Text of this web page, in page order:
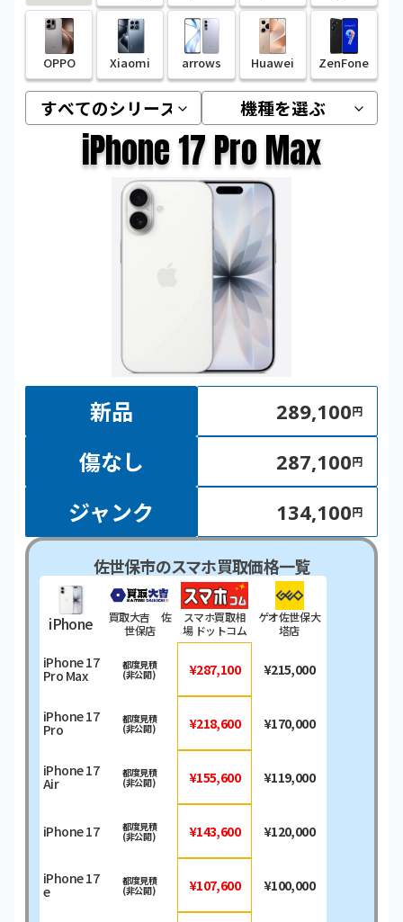
OPPO Xiaomi arrows Huawei ZenFone
iPhone 17 Pro Max
新品 289,100円
傷なし 287,100円
ジャンク 134,100円
佐世保市のスマホ買取価格一覧
iPhone
iPhone 17
Pro Max
iPhone 17
Pro
iPhone 17
Air
iPhone 17
iPhone 17
e
買取大吉 佐
世保店
都度見積
(非公開)
都度見積
(非公開)
都度見積
(非公開)
都度見積
(非公開)
都度見積
(非公開)
スマホ買取相
場 ドットコム
¥287,100
¥218,600
¥155,600
¥143,600
¥107,600
ゲオ佐世保大
塔店
¥215,000
¥170,000
¥119,000
¥120,000
¥100,000